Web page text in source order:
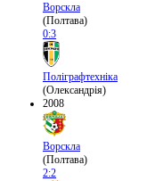
Ворскла
(Полтава)
0:3
Поліграфтехніка
(Олександрія)
2008
Ворскла
(Полтава)
2:2